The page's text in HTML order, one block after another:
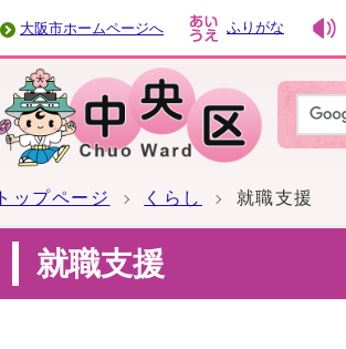
大阪市ホームページへ ふりがな
トップページ くらし 就職支援
就職支援